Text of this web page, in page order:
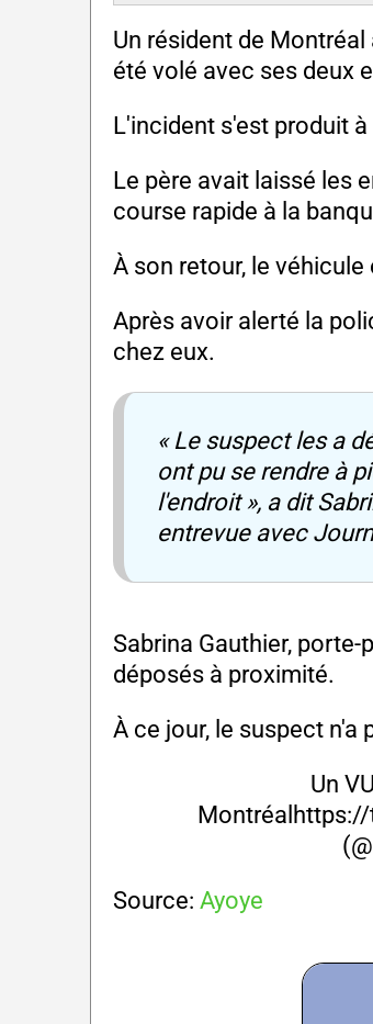
Un résident de
été volé avec ses deux
L'incident s'est produit
Le père avait laissé les
course rapide à la
À son retour, le
Après avoir alerté la
chez eux.
« Le suspect les a
ont pu se rendre à
l'endroit », a dit
entrevue avec
Sabrina Gauthier,
déposés à proximité.
À ce jour, le suspect n'a
Un
Montréal
Source: Ayoye